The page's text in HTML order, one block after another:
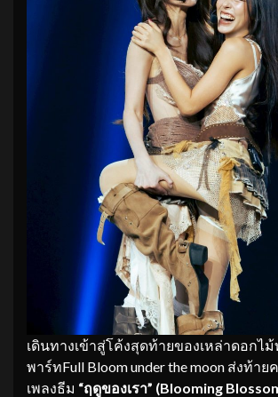
เดินทางเข้าสู่โค้งสุดท้ายของเหล่าดอกไ
พาร์ทFull Bloom under the moon ส่งท้าย
เพลงธีม “ฤดูของเรา” (Blooming